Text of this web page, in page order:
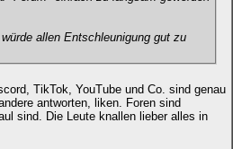
allen Entschleunigung gut zu
TikTok, YouTube und Co. sind genau
antworten, liken. Foren sind
sind. Die Leute knallen lieber alles in